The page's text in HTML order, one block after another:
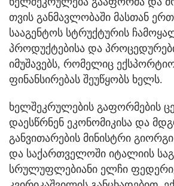
თვის განმავლობაში მასთან
სააგენტოს სტრუქტურის
პროდუქტებისა და
იმუშავებს, რომელიც
ფინანსირებას შეუწყობს ხელს.
ხელშეკრულების გაფორმების
დაესწრნენ ეკონომიკისა და
განვითარების მინისტრი
და საქართველოში იტალიის
სრულუფლებიანი ელჩი